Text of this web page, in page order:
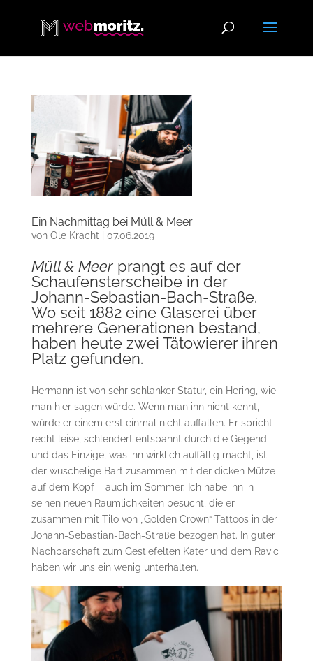
Ein Nachmittag bei Müll & Meer
von Ole Kracht 07.06.2019
Müll & Meerprangt es auf der
Schaufensterscheibe in der
Johann-Sebastian-Bach-Straße.
Wo seit 1882 eine Glaserei über
mehrere Generationen bestand,
haben heute zwei Tätowierer ihren
Platz gefunden.
Hermann ist von sehr schlanker Statur, ein Hering, wie
man hier sagen würde. Wenn man ihn nicht kennt,
würde er einem erst einmal nicht auffallen. Er spricht
recht leise, schlendert entspannt durch die Gegend
und das Einzige, was ihn wirklich auffällig macht, ist
der wuschelige Bart zusammen mit der dicken Mütze
auf dem Kopf – auch im Sommer. Ich habe ihn in
seinen neuen Räumlichkeiten besucht, die er
zusammen mit Tilo von „Golden Crown“ Tattoos in der
Johann-Sebastian-Bach-Straße bezogen hat. In guter
Nachbarschaft zum Gestiefelten Kater und dem Ravic
haben wir uns ein wenig unterhalten.